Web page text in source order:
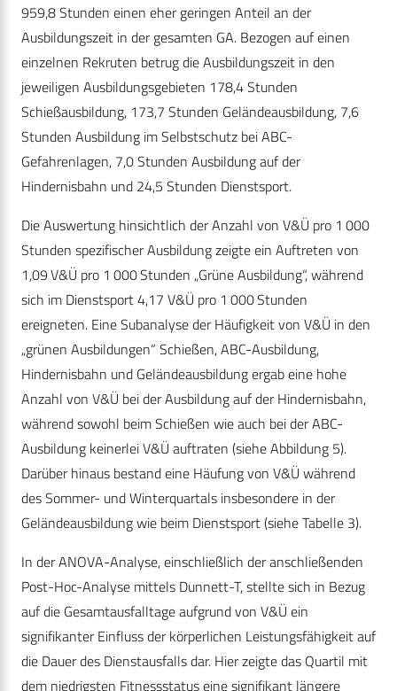
959,8 Stunden einen eher geringen Anteil an der
Ausbildungszeit in der gesamten GA. Bezogen auf einen
einzelnen Rekruten betrug die Ausbildungszeit in den
jeweiligen Ausbildungsgebieten 178,4 Stunden
Schießausbildung, 173,7 Stunden Geländeausbildung, 7,6
Stunden Ausbildung im Selbstschutz bei ABC-
Gefahrenlagen, 7,0 Stunden Ausbildung auf der
Hindernisbahn und 24,5 Stunden Dienstsport.
Die Auswertung hinsichtlich der Anzahl von V&Ü pro 1 000
Stunden spezifischer Ausbildung zeigte ein Auftreten von
1,09 V&Ü pro 1 000 Stunden „Grüne Ausbildung“, während
sich im Dienstsport 4,17 V&Ü pro 1 000 Stunden
ereigneten. Eine Subanalyse der Häufigkeit von V&Ü in den
„grünen Ausbildungen“ Schießen, ABC-Ausbildung,
Hindernisbahn und Geländeausbildung ergab eine hohe
Anzahl von V&Ü bei der Ausbildung auf der Hindernisbahn,
während sowohl beim Schießen wie auch bei der ABC-
Ausbildung keinerlei V&Ü auftraten (siehe Abbildung 5).
Darüber hinaus bestand eine Häufung von V&Ü während
des Sommer- und Winterquartals insbesondere in der
Geländeausbildung wie beim Dienstsport (siehe Tabelle 3).
In der ANOVA-Analyse, einschließlich der anschließenden
Post-Hoc-Analyse mittels Dunnett-T, stellte sich in Bezug
auf die Gesamtausfalltage aufgrund von V&Ü ein
signifikanter Einfluss der körperlichen Leistungsfähigkeit auf
die Dauer des Dienstausfalls dar. Hier zeigte das Quartil mit
dem niedrigsten Fitnessstatus eine signifikant längere